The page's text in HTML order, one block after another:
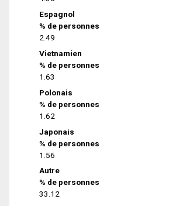
Espagnol
% de personnes
2.49
Vietnamien
% de personnes
1.63
Polonais
% de personnes
1.62
Japonais
% de personnes
1.56
Autre
% de personnes
33.12